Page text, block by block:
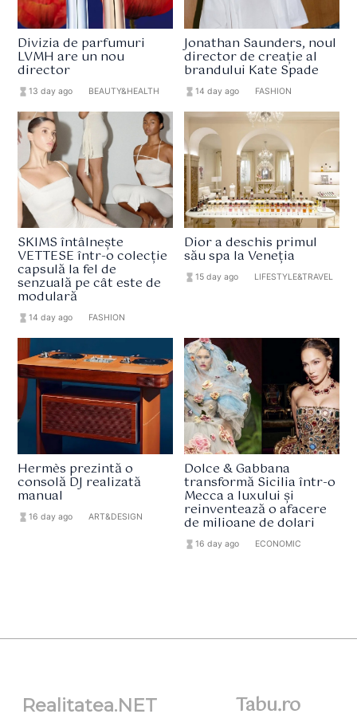
Divizia de parfumuri
LVMH are un nou
director
hourglass_full13 day ago BEAUTY&HEALTH
Jonathan Saunders, noul
director de creație al
brandului Kate Spade
hourglass_full 14 day ago FASHION
SKIMS întâlnește
VETTESE într-o colecție
capsulă la fel de
senzuală pe cât este de
modulară
hourglass_full14 day ago FASHION
Dior a deschis primul
său spa la Veneția
hourglass_full 15 day ago LIFESTYLE&TRAVEL
Hermès prezintă o
consolă DJ realizată
manual
hourglass_full16 day ago format_list_bulletedART&DESIGN
Dolce & Gabbana
transformă Sicilia într-o
Mecca a luxului și
reinventează o afacere
de milioane de dolari
hourglass_full 16 day ago ECONOMIC
Realitatea.NET Tabu.ro